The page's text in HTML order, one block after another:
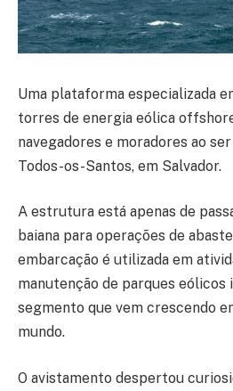
Uma plataforma especializada
torres de energia eólica
navegadores e moradores ao
Todos-os-Santos, em Salvador.
A estrutura está apenas de
baiana para operações de
embarcação é utilizada em
manutenção de parques eólicos
segmento que vem crescendo
mundo.
O avistamento despertou